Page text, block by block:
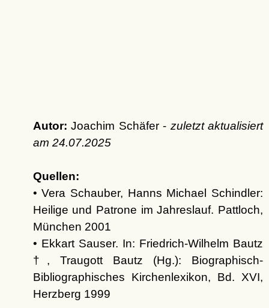
Autor: Joachim Schäfer - zuletzt aktualisiert
am 24.07.2025
Quellen:
• Vera Schauber, Hanns Michael Schindler:
Heilige und Patrone im Jahreslauf. Pattloch,
München 2001
• Ekkart Sauser. In: Friedrich-Wilhelm Bautz
†, Traugott Bautz (Hg.): Biographisch-
Bibliographisches Kirchenlexikon, Bd. XVI,
Herzberg 1999